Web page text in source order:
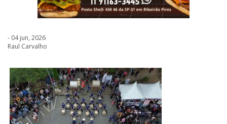
- 04 jun, 2026
Raul Carvalho